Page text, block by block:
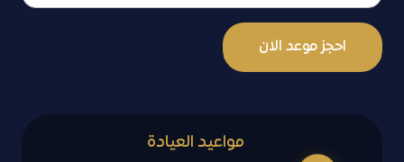
احجز موعد الان
مواعيد العيادة